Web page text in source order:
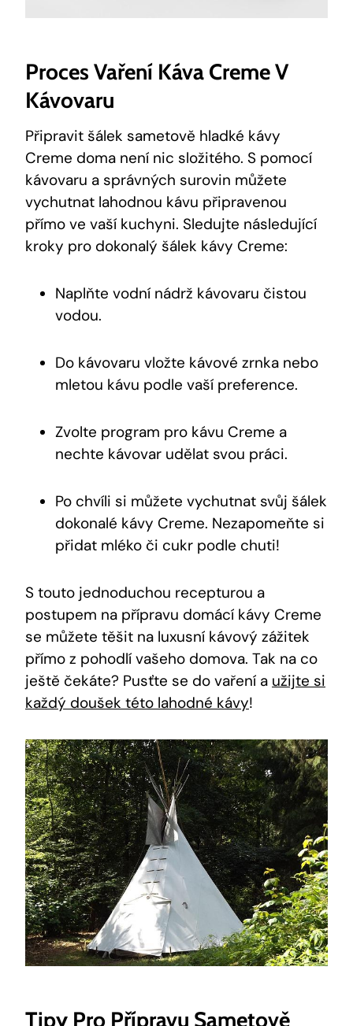
Proces Vaření Káva Creme V
Kávovaru
Připravit šálek sametově hladké kávy
Creme doma není nic složitého. S pomocí
kávovaru a správných surovin můžete
vychutnat lahodnou kávu připravenou
přímo ve vaší kuchyni. Sledujte následující
kroky pro dokonalý šálek kávy Creme:
Naplňte vodní nádrž kávovaru čistou
vodou.
Do kávovaru vložte kávové zrnka nebo
mletou kávu podle vaší preference.
Zvolte program pro kávu Creme a
nechte kávovar udělat svou práci.
Po chvíli si můžete vychutnat svůj šálek
dokonalé kávy Creme. Nezapomeňte si
přidat mléko či cukr podle chuti!
S touto jednoduchou recepturou a
postupem na přípravu domácí kávy Creme
se můžete těšit na luxusní kávový zážitek
přímo z pohodlí vašeho domova. Tak na co
ještě čekáte? Pusťte se do vaření a užijte si
každý doušek této lahodné kávy!
Tipy Pro Přípravu Sametově